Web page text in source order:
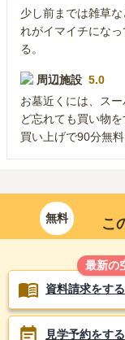
少し前までは雑草
れがイマイチにな
る。
周辺施設 5.0
お墓近くには、ス
ど忘れても買い物
買い上げで90分無
無料 こ
最新の
資料請求をする
見学予約をする